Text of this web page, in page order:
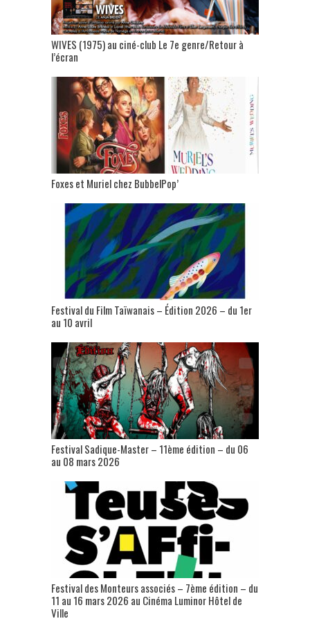
WIVES (1975) au ciné-club Le 7e genre/Retour à
l’écran
Foxes et Muriel chez BubbelPop’
Festival du Film Taïwanais – Édition 2026 – du 1er
au 10 avril
Festival Sadique-Master – 11ème édition – du 06
au 08 mars 2026
Festival des Monteurs associés – 7ème édition – du
11 au 16 mars 2026 au Cinéma Luminor Hôtel de
Ville